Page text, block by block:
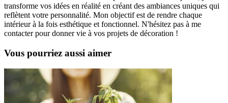
transforme vos idées en réalité en créant des ambiances uniques qui
reflètent votre personnalité. Mon objectif est de rendre chaque
intérieur à la fois esthétique et fonctionnel. N'hésitez pas à me
contacter pour donner vie à vos projets de décoration !
Vous pourriez aussi aimer